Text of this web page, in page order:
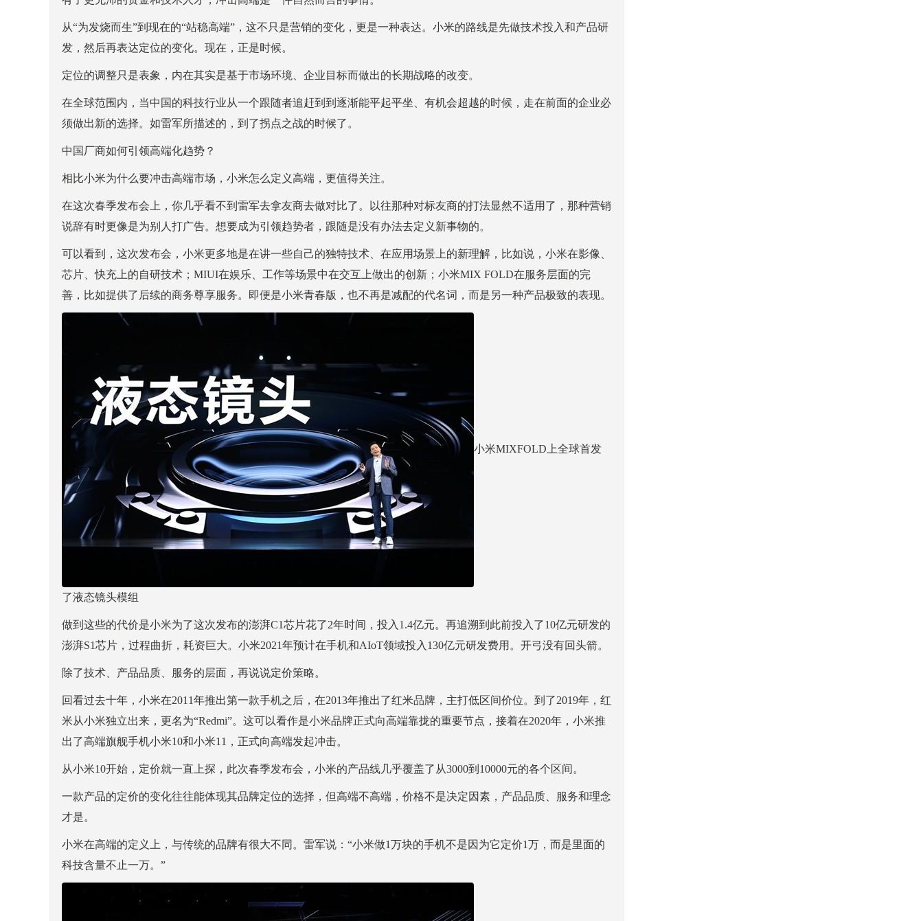
从“为发烧而生”到现在的“站稳高端”，这不只是营销的变化，更是一种表达。小米的路线是先做技术投入和产品研
发，然后再表达定位的变化。现在，正是时候。
定位的调整只是表象，内在其实是基于市场环境、企业目标而做出的长期战略的改变。
在全球范围内，当中国的科技行业从一个跟随者追赶到到逐渐能平起平坐、有机会超越的时候，走在前面的企业必
须做出新的选择。如雷军所描述的，到了拐点之战的时候了。
中国厂商如何引领高端化趋势？
相比小米为什么要冲击高端市场，小米怎么定义高端，更值得关注。
在这次春季发布会上，你几乎看不到雷军去拿友商去做对比了。以往那种对标友商的打法显然不适用了，那种营销
说辞有时更像是为别人打广告。想要成为引领趋势者，跟随是没有办法去定义新事物的。
可以看到，这次发布会，小米更多地是在讲一些自己的独特技术、在应用场景上的新理解，比如说，小米在影像、
芯片、快充上的自研技术；MIUI在娱乐、工作等场景中在交互上做出的创新；小米MIX FOLD在服务层面的完
善，比如提供了后续的商务尊享服务。即便是小米青春版，也不再是减配的代名词，而是另一种产品极致的表现。
小米MIXFOLD上全球首发
了液态镜头模组
做到这些的代价是小米为了这次发布的澎湃C1芯片花了2年时间，投入1.4亿元。再追溯到此前投入了10亿元研发的
澎湃S1芯片，过程曲折，耗资巨大。小米2021年预计在手机和AIoT领域投入130亿元研发费用。开弓没有回头箭。
除了技术、产品品质、服务的层面，再说说定价策略。
回看过去十年，小米在2011年推出第一款手机之后，在2013年推出了红米品牌，主打低区间价位。到了2019年，红
米从小米独立出来，更名为“Redmi”。这可以看作是小米品牌正式向高端靠拢的重要节点，接着在2020年，小米推
出了高端旗舰手机小米10和小米11，正式向高端发起冲击。
从小米10开始，定价就一直上探，此次春季发布会，小米的产品线几乎覆盖了从3000到10000元的各个区间。
一款产品的定价的变化往往能体现其品牌定位的选择，但高端不高端，价格不是决定因素，产品品质、服务和理念
才是。
小米在高端的定义上，与传统的品牌有很大不同。雷军说：“小米做1万块的手机不是因为它定价1万，而是里面的
科技含量不止一万。”